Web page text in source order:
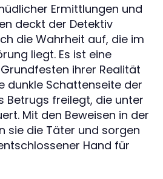
Ermittlungen und
deckt der Detektiv
die Wahrheit auf, die im
liegt. Es ist eine
ihrer Realität
dunkle Schattenseite der
Betrugs freilegt, die unter
Mit den Beweisen in der
sie die Täter und sorgen
Hand für